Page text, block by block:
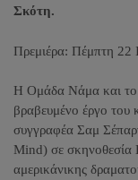
Σκότη.
Πρεμιέρα: Πέμπτη 22
H Ομάδα Νάμα και το
βραβευμένο έργο του
συγγραφέα Σαμ
Mind) σε σκηνοθεσία
αμερικάνικης